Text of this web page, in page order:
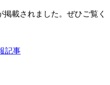
載されました。ぜひご覧く
記事